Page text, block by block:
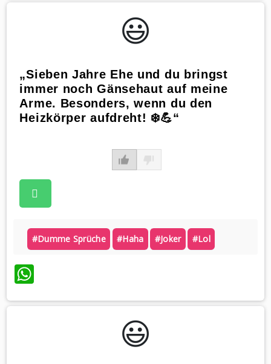
😃️
„Sieben Jahre Ehe und du bringst
immer noch Gänsehaut auf meine
Arme. Besonders, wenn du den
Heizkörper aufdreht! ❄️💪“
#dumme Sprüche #haha #joker #lol
WhatsApp
😃️